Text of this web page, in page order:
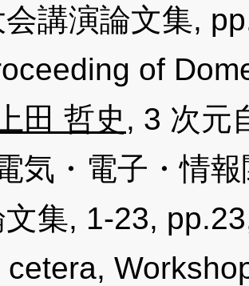
会講演論文集,
of
上田 哲史 , 3 次元
気・電子・情
集, 1-23,
cetera,